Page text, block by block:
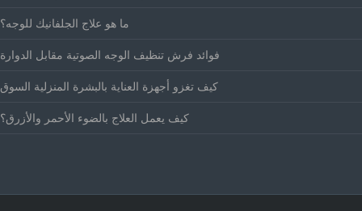
ما هو علاج الجلفانيك للوجه؟
فوائد فرش تنظيف الوجه الصوتية مقابل الدوارة
كيف تغزو أجهزة العناية بالبشرة المنزلية السوق
كيف يعمل العلاج بالضوء الأحمر والأزرق؟